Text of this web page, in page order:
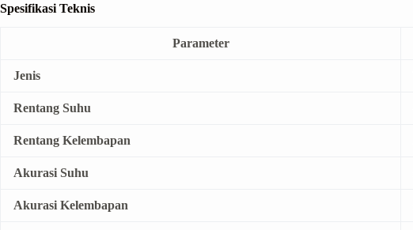
Spesifikasi Teknis
Parameter
Jenis
Rentang Suhu
Rentang Kelembapan
Akurasi Suhu
Akurasi Kelembapan